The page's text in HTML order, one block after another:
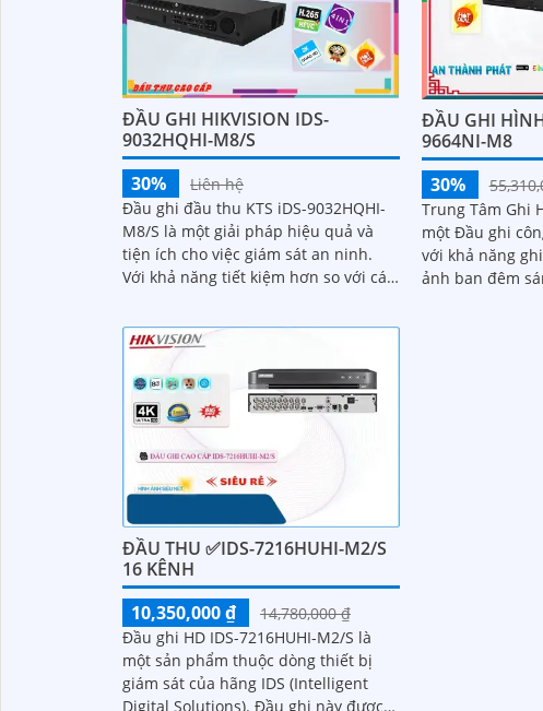
ĐẦU GHI HIKVISION IDS-
9032HQHI-M8/S
30%
Liên hệ
Đầu ghi đầu thu KTS iDS-9032HQHI-
M8/S là một giải pháp hiệu quả và
tiện ích cho việc giám sát an ninh.
Với khả năng tiết kiệm hơn so với các
ĐẦU GHI
9664NI-M8
30%
Trung Tâm Ghi
một Đầu ghi
với khả năng
ảnh ban đêm sáng
ĐẦU THU ✅IDS-7216HUHI-M2/S
16 KÊNH
10,350,000 ₫
14,780,000 ₫
Đầu ghi HD IDS-7216HUHI-M2/S là
một sản phẩm thuộc dòng thiết bị
giám sát của hãng IDS (Intelligent
Digital Solutions). Đầu ghi này được